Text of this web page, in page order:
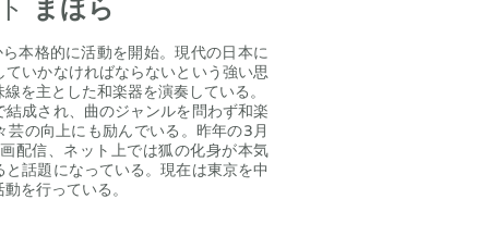
まほら
本格的に活動を開始。現代の日本に
いかなければならないという強い思
を主とした和楽器を演奏している。
成され、曲のジャンルを問わず和楽
芸の向上にも励んでいる。昨年の3月
配信、ネット上では狐の化身が本気
話題になっている。現在は東京を中
を行っている。